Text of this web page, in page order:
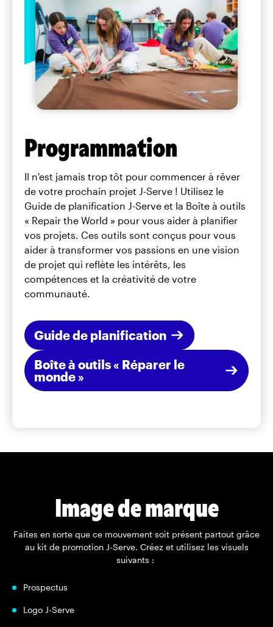
Programmation
Il n'est jamais trop tôt pour commencer à rêver
de votre prochain projet J-Serve ! Utilisez le
Guide de planification J-Serve et la Boîte à outils
« Repair the World » pour vous aider à planifier
vos projets. Ces outils sont conçus pour vous
aider à transformer vos passions en une vision
de projet qui reflète les intérêts, les
compétences et la créativité de votre
communauté.
Guide de planification
Boîte à outils « Réparer le
monde »
Image de marque
Faites en sorte que ce mouvement soit présent partout grâce
au kit de promotion J-Serve. Créez et utilisez les visuels
suivants :
Prospectus
Logo J-Serve